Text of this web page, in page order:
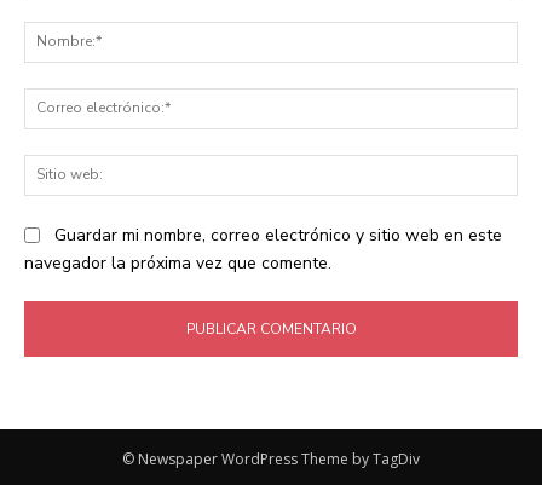
Guardar mi nombre, correo electrónico y sitio web en este
navegador la próxima vez que comente.
© Newspaper WordPress Theme by TagDiv